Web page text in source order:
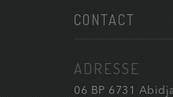
CONTACT
ADRESSE
06 BP 6731